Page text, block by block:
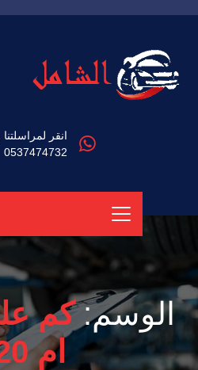
انقر
0537474732
الوسم:كم
ام 520